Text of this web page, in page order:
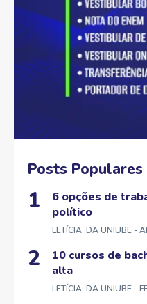
Posts Populares
6 opções de
político
LETÍCIA, DA UNIUBE -
10 cursos de
alta
LETÍCIA, DA UNIUBE -